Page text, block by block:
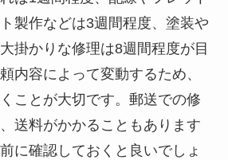
製作などは3週間程度、塗装や
掛かりな修理は8週間程度が目
内容によって変動するため、
ことが大切です。郵送での修
送料がかかることもあります
に確認しておくと良いでしょ